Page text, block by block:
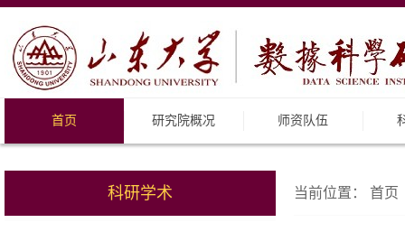
首页 研究院概况 师资队伍
科研学术 当前位置： 首页